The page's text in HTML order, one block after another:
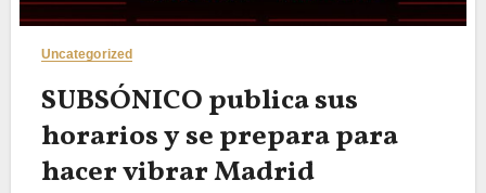
Uncategorized
SUBSÓNICO publica sus
horarios y se prepara para
hacer vibrar Madrid